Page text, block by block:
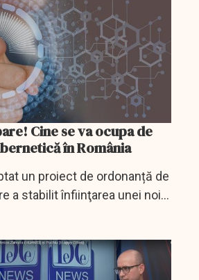
Cine se va ocupa de
în România
un proiect de ordonanță de
a stabilit înfiinţarea unei noi
cu securitatea